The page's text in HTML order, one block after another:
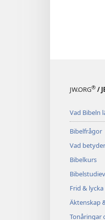
JW.ORG® /
Vad Bibeln
Bibelfrågor
Vad
Bibelkurs
Frid & lycka
Äktenskap
Tonåringar